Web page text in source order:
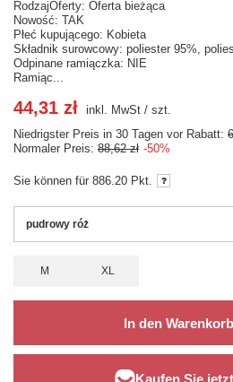
RodzajOferty: Oferta bieżąca
Nowość: TAK
Płeć kupującego: Kobieta
Składnik surowcowy: poliester 95%,
Odpinane ramiączka: NIE
Ramiąc...
pudrowy róż
M XL
44,31 zł inkl. MwSt / szt.
Niedrigster Preis in 30 Tagen vor Rabatt:
Normaler Preis: 88,62 zł -50%
Sie können für 886.20 Pkt.
In den Warenkorb